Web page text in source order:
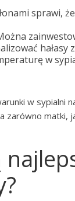
sprawi,
hałasy
w
w sypialni
zarówno matki,